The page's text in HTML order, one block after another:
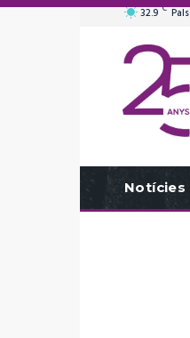
32.9 C Pals
Notícies